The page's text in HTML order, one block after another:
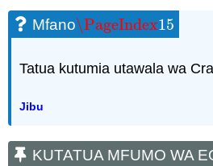
Mfano\PageIndex15
\PageIndex15
Tatua kutumia utawala wa
Jibu
KUTATUA MFUMO WA